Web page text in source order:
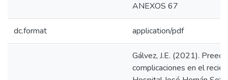
ANEXOS 67
dc.format application/pdf
Gálvez, J.E. (2021).
complicaciones en el